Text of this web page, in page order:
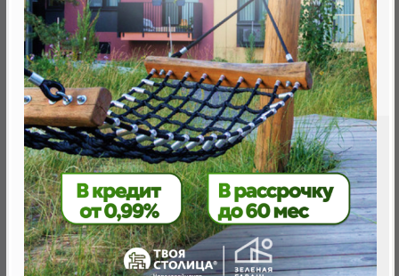
"Северная Америка"
нет в продаже
Минск, Октябрьский, ул. Кижеватова
метро «Ковальская Слобода», 566 м